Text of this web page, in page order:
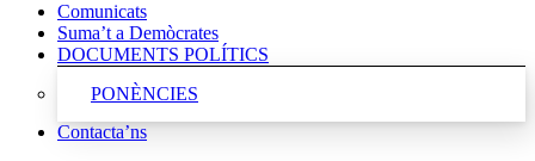
Comunicats
Suma’t a Demòcrates
DOCUMENTS POLÍTICS
PONÈNCIES
Contacta’ns